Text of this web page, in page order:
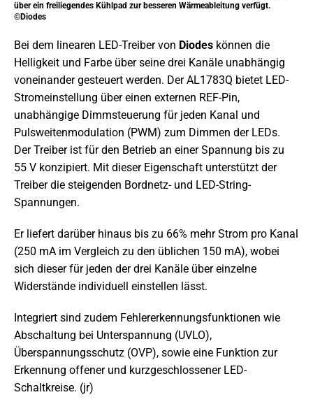
über ein freiliegendes Kühlpad zur besseren Wärmeableitung verfügt.
©Diodes
Bei dem linearen LED-Treiber von Diodes können die
Helligkeit und Farbe über seine drei Kanäle unabhängig
voneinander gesteuert werden. Der AL1783Q bietet LED-
Stromeinstellung über einen externen REF-Pin,
unabhängige Dimmsteuerung für jeden Kanal und
Pulsweitenmodulation (PWM) zum Dimmen der LEDs.
Der Treiber ist für den Betrieb an einer Spannung bis zu
55 V konzipiert. Mit dieser Eigenschaft unterstützt der
Treiber die steigenden Bordnetz- und LED-String-
Spannungen.
Er liefert darüber hinaus bis zu 66% mehr Strom pro Kanal
(250 mA im Vergleich zu den üblichen 150 mA), wobei
sich dieser für jeden der drei Kanäle über einzelne
Widerstände individuell einstellen lässt.
Integriert sind zudem Fehlererkennungsfunktionen wie
Abschaltung bei Unterspannung (UVLO),
Überspannungsschutz (OVP), sowie eine Funktion zur
Erkennung offener und kurzgeschlossener LED-
Schaltkreise. (jr)